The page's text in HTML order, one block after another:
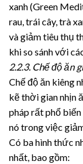
xanh (Green
rau, trái cây, trà
và giảm tiêu thụ
khi so sánh với
2.2.3. Chế độ ăn
Chế độ ăn kiêng
kẽ thời gian nhịn
pháp rất phổ
nó trong việc
Có ba hình thức
nhất, bao gồm: